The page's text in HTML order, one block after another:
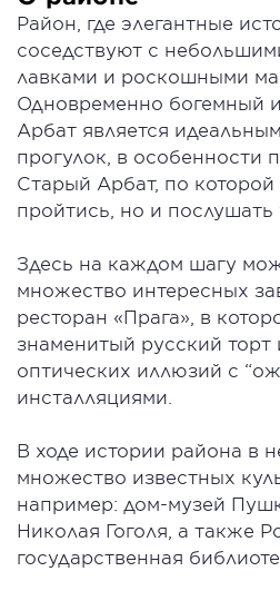
Район, где элегантные
соседствуют с
лавками и роскошными
Одновременно богемный
Арбат является
прогулок, в особенности
Старый Арбат, по
пройтись, но и послушать
Здесь на каждом шагу
множество интересных
ресторан «Прага», в
знаменитый русский торт
оптических иллюзий с
инсталляциями.
В ходе истории района в
множество известных
например: дом-музей
Николая Гоголя, а также
государственная